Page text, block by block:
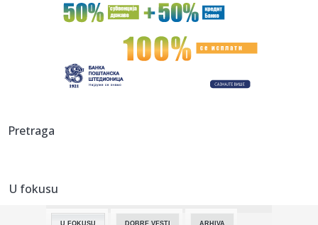
21:13:Patrik Beverli menja klub – iz Soluna seli se u Francusku?
Sve više Srba odustaje od peleta i prelazi na ovaj sistem
21:10:Zašto svi kupuju ovaj Audi star 14 godina?! (Q3 2.0 TDI 177
21:00:
Pretraga
U fokusu
U FOKUSU DOBRE VESTI ARHIVA